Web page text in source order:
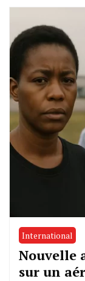
International
Nouvelle
sur un